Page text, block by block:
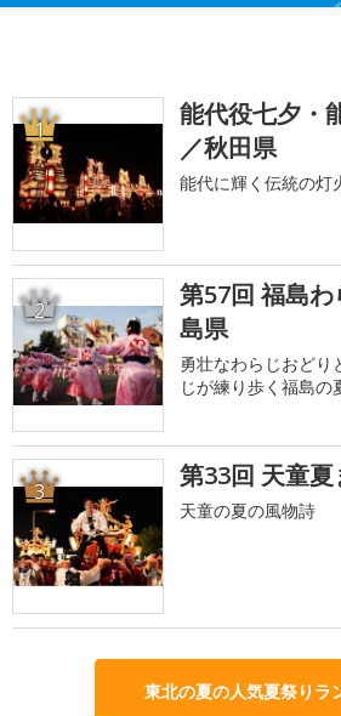
1
能代役七夕・
／秋田県
能代に輝く伝統の灯
2
第57回 福島
島県
勇壮なわらじおどり
じが練り歩く福島の
3 第33回 天童
天童の夏の風物詩
東北の夏の人気夏祭りラ